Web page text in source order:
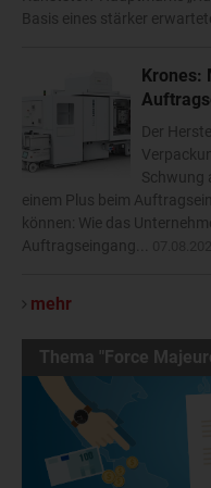
Basis eines stärker
Krones:
Der
Schwung
einem Plus beim
können: Wie das
Auftragseingang...
mehr
Thema "Force